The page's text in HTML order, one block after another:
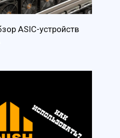
ASIC-устройств